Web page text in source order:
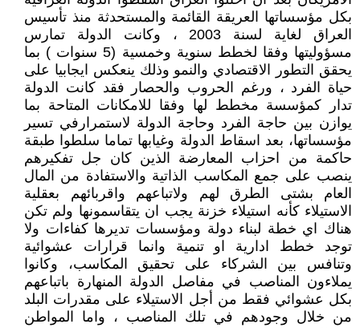
بكل مؤسساتها العريقة القائمة والمستحدثة منذ تأسيس
العراق لغاية لسنة 2003 ، وكانت الدولة تمارس
مسؤوليتها وفقا لخطط سنوية وخمسية (5 سنوات ) بما
يحقق التطور الاقتصادي والنمو وذلك ينعكس ايجابيا على
حياة الفرد ، ورغم الحروب والحصار فقد كانت الدولة
تدار كمؤسسة مخطط لها وفقا للامكانات المتاحة بما
يوازن بين حاجة الفرد وحاجة الدولة لاستمرارفي تسير
مؤسساتها، بعد اسقاط الدولة وغيابها تماما سلطوا طبقة
حاكمة من احزاب المعارضة الذين كان جل تفكيرهم
ينصب على جمع المكاسب الذاتية والاستفادة من المال
العام بشتى الطرق لهم ولاتباعهم واقربائهم بعقلية
الاستيلاء كأنه استيلاء خزنة يجب ان يتقاسمونها ولم تكن
هناك اي خطة لبناء دولة ومؤسسات تديرها كفاءات ولا
توجد خطط ادارية او تنمية وانما قرارات عشوائية
وتنافس بين الشركاء على تحقيق المكاسب، وكانوا
يملاءون المناصب في مفاصل الدولة المنهارة باتباعهم
بكل عشوائي فقط من أجل الاستيلاء على مقدرات البلد
من خلال وجودهم في تلك المناصب ، واما المواطن